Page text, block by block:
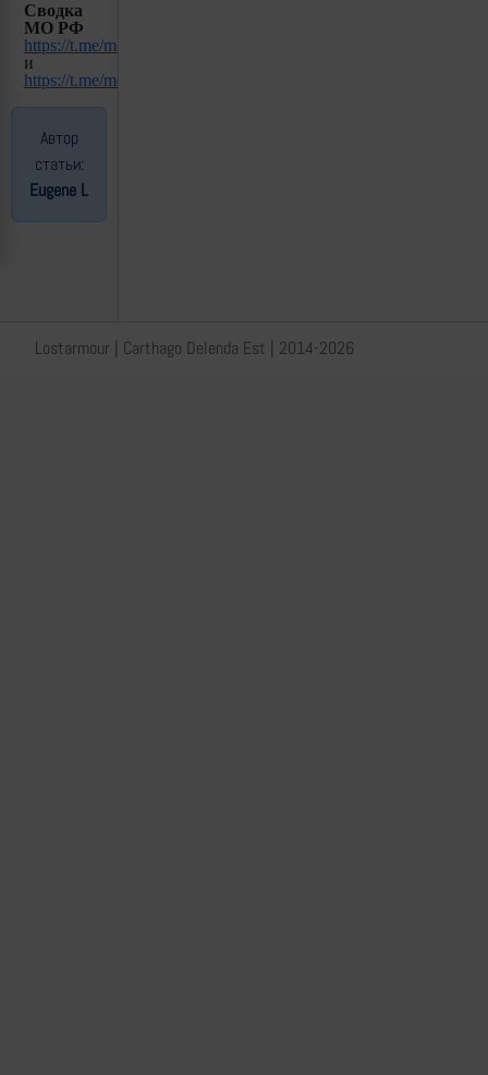
Сводка
МО РФ
https://t.me/mod_russia/32771
и
https://t.me/mod_russia/32772
Автор
статьи:
Eugene L
Lostarmour | Carthago Delenda Est | 2014-2026